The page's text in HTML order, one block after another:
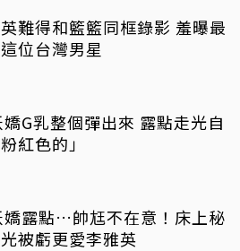
難得和籃籃同框錄影 羞曝最
位台灣男星
嬌G乳整個彈出來 露點走光自
紅色的」
嬌露點…帥尪不在意！床上秘
被虧更愛李雅英